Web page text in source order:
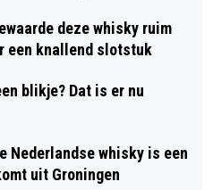
deze whisky ruim
een knallend slotstuk
blikje? Dat is er nu
Nederlandse whisky is een
uit Groningen